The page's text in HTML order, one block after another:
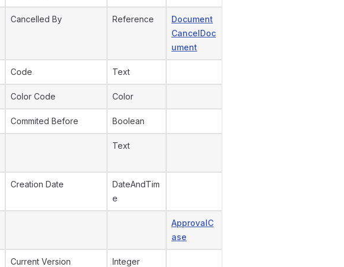
Cancelled By Reference
Document
CancelDoc
ument
Code Text
Color Code Color
Commited Before Boolean
Text
Creation Date
DateAndTim
e
ApprovalC
ase
Current Version Integer